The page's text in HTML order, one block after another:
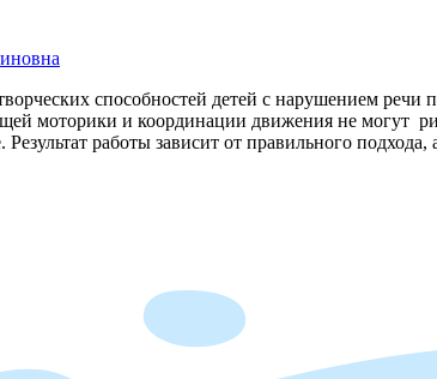
способностей детей с нарушением
моторики и координации движения не могут
работы зависит от правильного